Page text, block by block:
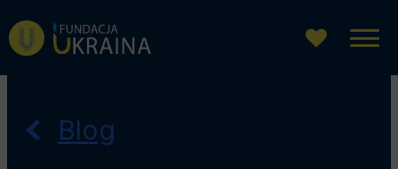
Przejdź
do
Przejdź
do
Przejdź
do
Blog